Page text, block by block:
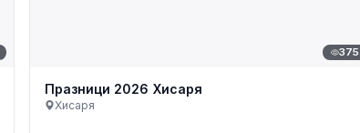
375
Празници 2026 Хисаря
Хисаря